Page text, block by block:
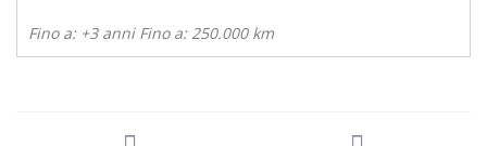
Fino a: +3 anni Fino a: 250.000 km